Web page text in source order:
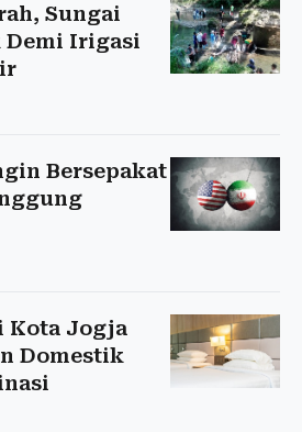
Sungai
Demi Irigasi
Bersepakat
Kota Jogja
Domestik